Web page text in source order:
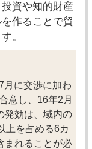
資や知的財産
作ることで貿
。
月に交渉に加わ
意し、16年2月
発効は、域内の
上を占める6カ
まれることが必